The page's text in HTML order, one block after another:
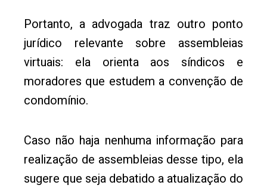
Portanto, a advogada traz outro ponto
jurídico relevante sobre assembleias
virtuais: ela orienta aos síndicos e
moradores que estudem a convenção de
condomínio.
Caso não haja nenhuma informação para
realização de assembleias desse tipo, ela
sugere que seja debatido a atualização do